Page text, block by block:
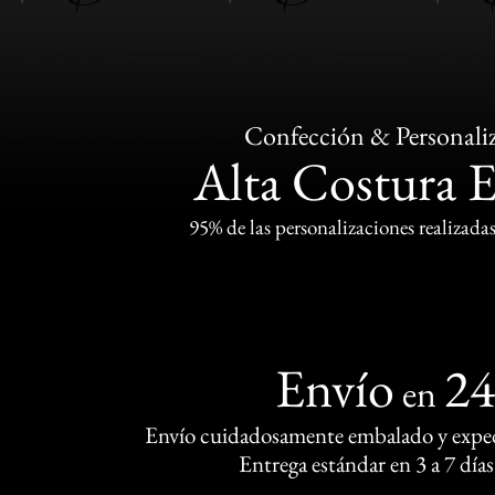
Confección &
Alta Costura
95% de las personalizaciones
Envío en
Envío cuidadosamente embalado y
Entrega estándar en 3 a 7